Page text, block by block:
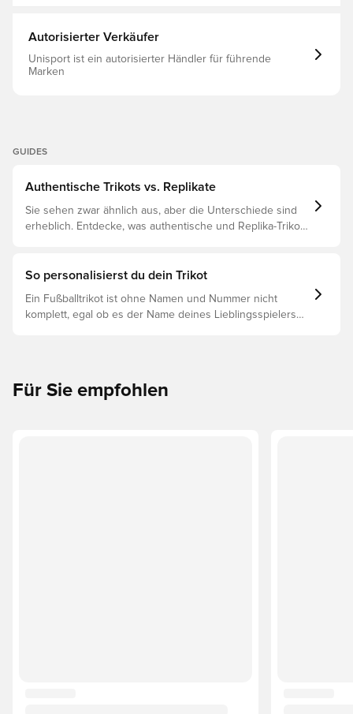
Autorisierter Verkäufer
Unisport ist ein autorisierter Händler für führende
Marken
GUIDES
Authentische Trikots vs. Replikate
Sie sehen zwar ähnlich aus, aber die Unterschiede sind
erheblich. Entdecke, was authentische und Replika-Trikots
So personalisierst du dein Trikot
Ein Fußballtrikot ist ohne Namen und Nummer nicht
komplett, egal ob es der Name deines Lieblingsspielers
Für Sie empfohlen